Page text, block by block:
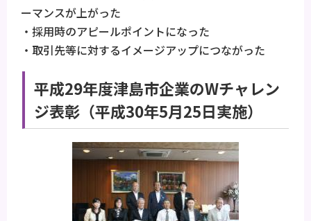
ーマンスが上がった
・採用時のアピールポイントになった
・取引先等に対するイメージアップにつながった
平成29年度津島市企業のWチャレン
ジ表彰（平成30年5月25日実施）